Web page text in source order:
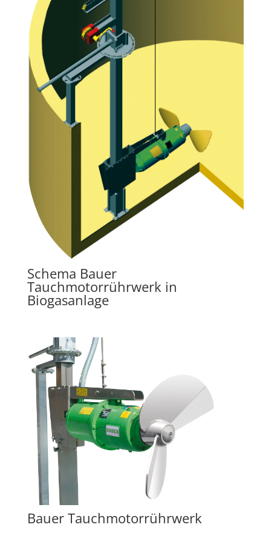
Schema Bauer
Tauchmotorrührwerk in
Biogasanlage
Bauer Tauchmotorrührwerk